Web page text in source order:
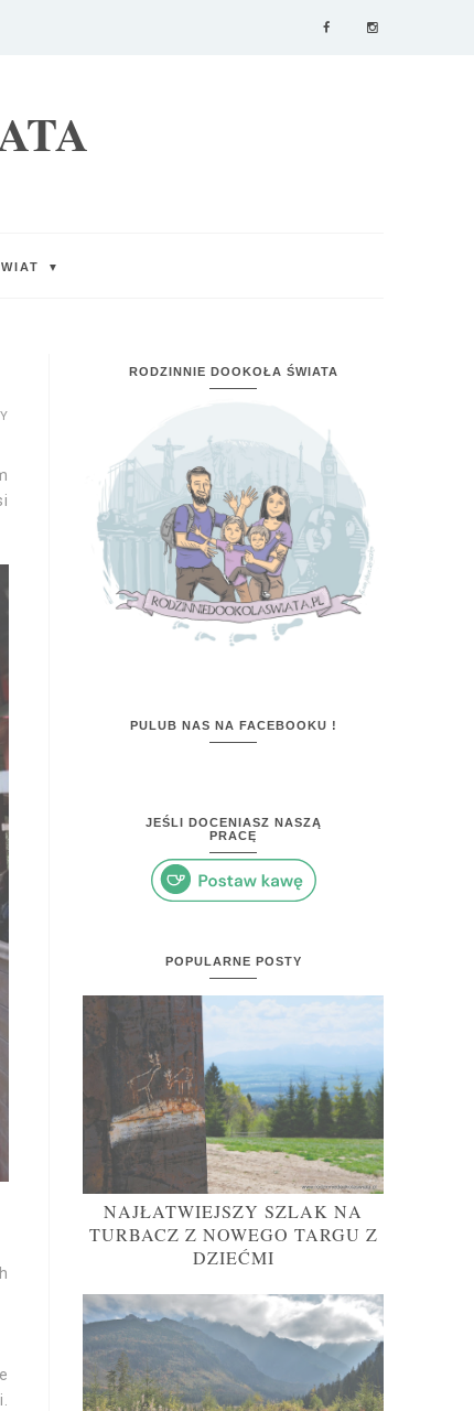
▼
RODZINNIE DOOKOŁA ŚWIATA
PULUB NAS NA FACEBOOKU !
JEŚLI DOCENIASZ NASZĄ
PRACĘ
POPULARNE POSTY
NAJŁATWIEJSZY SZLAK NA
TURBACZ Z NOWEGO TARGU Z
DZIEĆMI